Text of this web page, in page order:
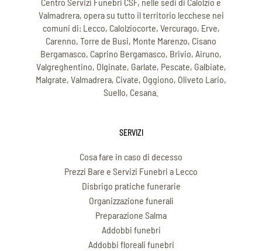
Valmadrera, opera su tutto il territorio lecchese nei
comuni di: Lecco, Calolziocorte, Vercurago, Erve,
Carenno, Torre de Busi, Monte Marenzo, Cisano
Bergamasco, Caprino Bergamasco, Brivio, Airuno,
Valgreghentino, Olginate, Garlate, Pescate, Galbiate,
Malgrate, Valmadrera, Civate, Oggiono, Oliveto Lario,
Suello, Cesana.
SERVIZI
Cosa fare in caso di decesso
Prezzi Bare e Servizi Funebri a Lecco
Disbrigo pratiche funerarie
Organizzazione funerali
Preparazione Salma
Addobbi funebri
Addobbi floreali funebri